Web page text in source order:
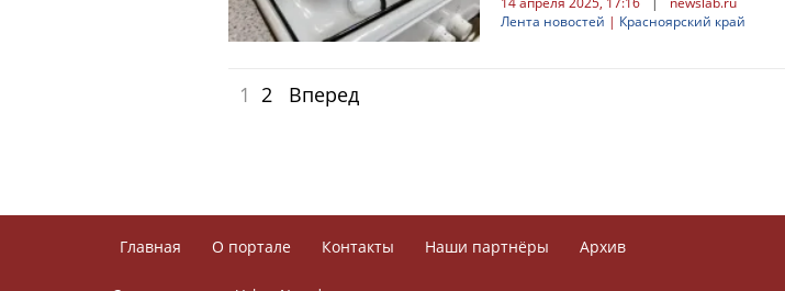
Лента новостей | Красноярский край
1 2 Вперед
Главная О портале Контакты Наши партнёры Архив